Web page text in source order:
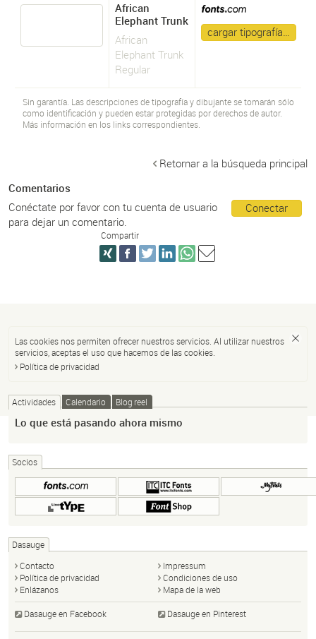
African
Elephant Trunk
African
Elephant Trunk
Regular
cargar tipografía…
Sin garantía. Las descripciones de tipografía y dibujante se tomarán sólo
como identificación y pueden estar protegidas por derechos de autor.
Más información en los links correspondientes.
Retornar a la búsqueda principal
Comentarios
Conectar
Conéctate por favor con tu cuenta de usuario
para dejar un comentario.
Compartir
Las cookies nos permiten ofrecer nuestros servicios. Al utilizar nuestros
servicios, aceptas el uso que hacemos de las cookies.
Política de privacidad
Actividades Calendario Blog reel
Lo que está pasando ahora mismo
Socios
Dasauge
Contacto
Impressum
Política de privacidad
Condiciones de uso
Enlázanos
Mapa de la web
Dasauge en Facebook Dasauge en Pinterest